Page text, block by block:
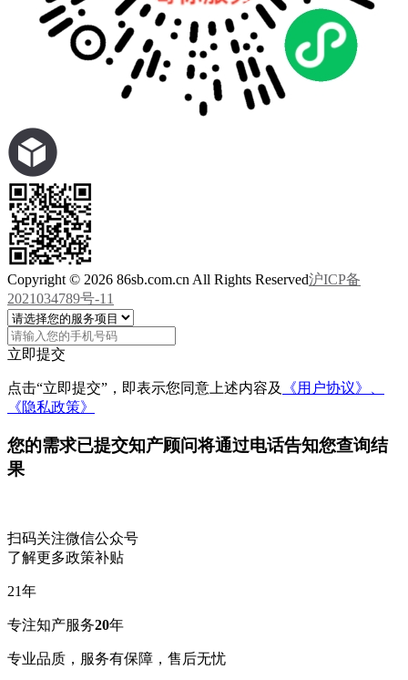
Copyright © 2026 86sb.com.cn All Rights Reserved沪ICP备
2021034789号-11
立即提交
点击“立即提交”，即表示您同意上述内容及
《用户协议》、
《隐私政策》
您的需求已提交知产顾问将通过电话告知您查询结
果
扫码关注微信公众号
了解更多政策补贴
21年
专注知产服务20年
专业品质，服务有保障，售后无忧